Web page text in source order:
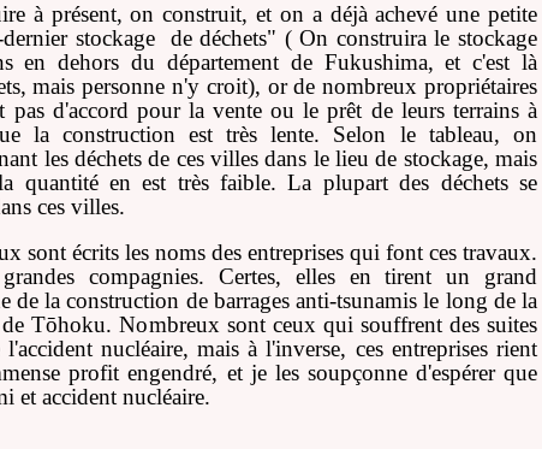
à présent, on construit, et on a déjà achevé une petite
stockage de déchets" ( On construira le stockage
en dehors du département de Fukushima, et c'est là
mais personne n'y croit), or de nombreux propriétaires
pas d'accord pour la vente ou le prêt de leurs terrains à
la construction est très lente. Selon le tableau, on
les déchets de ces villes dans le lieu de stockage, mais
quantité en est très faible. La plupart des déchets se
ces villes.
sont écrits les noms des entreprises qui font ces travaux.
compagnies. Certes, elles en tirent un grand
de la construction de barrages anti-tsunamis le long de la
Tōhoku. Nombreux sont ceux qui souffrent des suites
nucléaire, mais à l'inverse, ces entreprises rient
profit engendré, et je les soupçonne d'espérer que
et accident nucléaire.